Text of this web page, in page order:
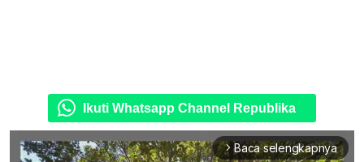
Ikuti Whatsapp Channel Republika
arrow_forward_ios Baca selengkapnya